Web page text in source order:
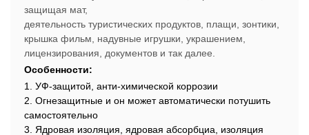
защищая мат,
деятельность туристических продуктов, плащи, зонтики,
крышка фильм, надувные игрушки, украшением,
лицензирования, документов и так далее.
Особенности:
1. УФ-защитой, анти-химической коррозии
2. Огнезащитные и он может автоматически потушить
самостоятельно
3. Ядровая изоляция, ядровая абсорбциа, изоляция